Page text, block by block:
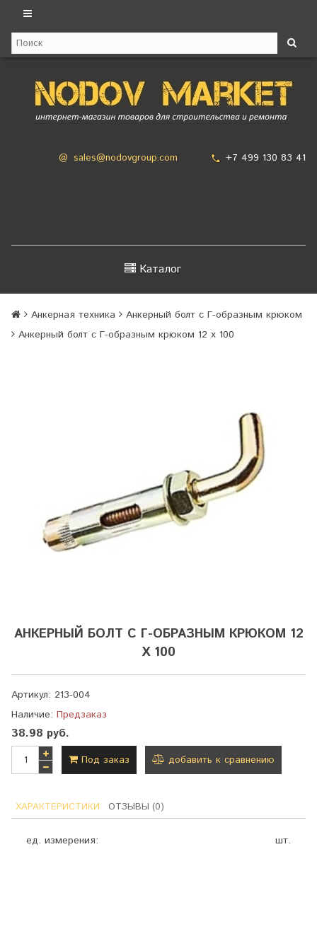
@ sales@nodovgroup.com +7 499 130 83 41
Каталог
Анкерная техника
Анкерный болт с Г-образным крюком
Анкерный болт с Г-образным крюком 12 х 100
АНКЕРНЫЙ БОЛТ С Г-ОБРАЗНЫМ КРЮКОМ 12
Х 100
Артикул: 213-004
Наличие: Предзаказ
38.98 руб.
Под заказ добавить к сравнению
ХАРАКТЕРИСТИКИ ОТЗЫВЫ (0)
ед. измерения: шт.